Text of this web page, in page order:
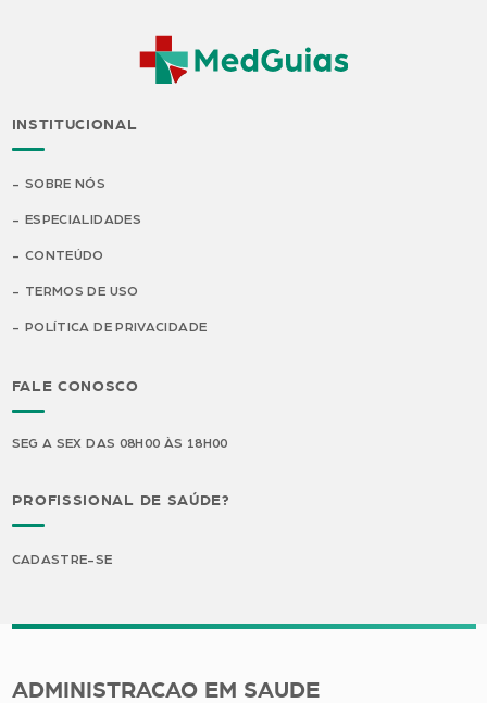
INSTITUCIONAL
SOBRE NÓS
ESPECIALIDADES
CONTEÚDO
TERMOS DE USO
POLÍTICA DE PRIVACIDADE
FALE CONOSCO
SEG A SEX DAS 08H00 ÀS 18H00
PROFISSIONAL DE SAÚDE?
CADASTRE-SE
ADMINISTRACAO EM SAUDE